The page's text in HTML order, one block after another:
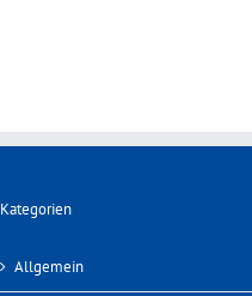
Kategorien
Allgemein